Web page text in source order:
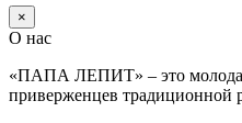
×
О нас
«ПАПА ЛЕПИТ» – это
приверженцев традиционной